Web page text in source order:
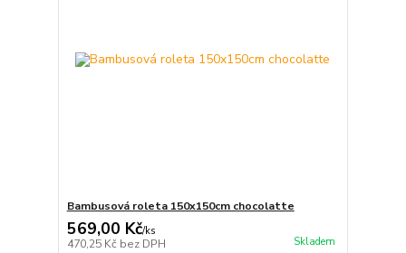
Bambusová roleta 150x150cm chocolatte
569,00 Kč/ks
470,25 Kč bez DPH Skladem